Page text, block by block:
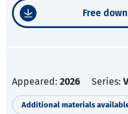
Free
Appeared: 2026 Series:
Additional materials